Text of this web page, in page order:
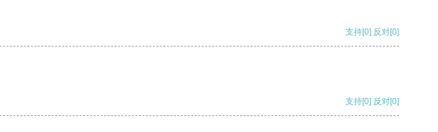
支持[0] 反对[0]
支持[0] 反对[0]